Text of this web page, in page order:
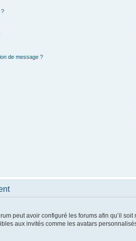
?
de message ?
peut avoir configuré les forums afin qu’il
aux invités comme les avatars